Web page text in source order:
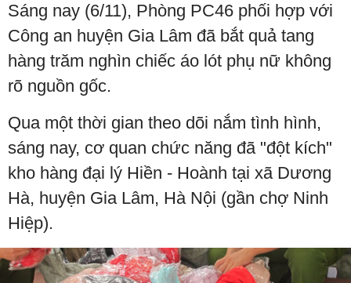
Sáng nay (6/11), Phòng PC46 phối hợp với
Công an huyện Gia Lâm đã bắt quả tang
hàng trăm nghìn chiếc áo lót phụ nữ không
rõ nguồn gốc.
Qua một thời gian theo dõi nắm tình hình,
sáng nay, cơ quan chức năng đã "đột kích"
kho hàng đại lý Hiền - Hoành tại xã Dương
Hà, huyện Gia Lâm, Hà Nội (gần chợ Ninh
Hiệp).